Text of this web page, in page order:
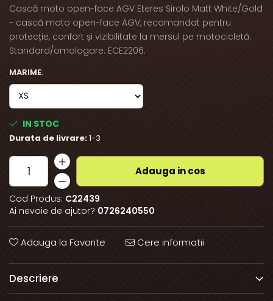
Cască moto open-face AGV Eteres Sirolo Matt White/Gold
- cască moto open-face AGV, recomandat pentru
protecție, confort și vizibilitate la mersul pe motocicletă.
Standard/omologare: ECE2206.
MARIME:
IN STOC
Durata de livrare:1-3
Adauga in cos
Cod Produs: C22439
Ai nevoie de ajutor? 0726240550
Adauga la Favorite Cere informatii
Descriere